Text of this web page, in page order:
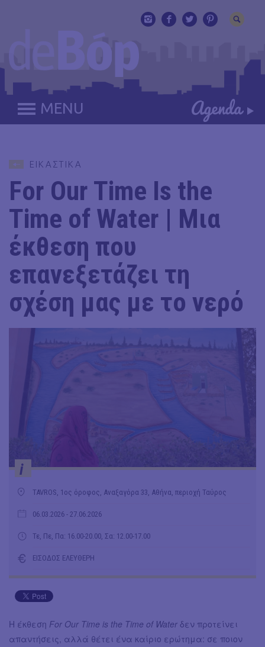
MENU
ΕΙΚΑΣΤΙΚΑ
For Our Time Is the
Time of Water | Μια
έκθεση που
επανεξετάζει τη
σχέση μας με το νερό
i
TAVROS, 1ος όροφος, Αναξαγόρα 33, Αθήνα, περιοχή Ταύρος
06.03.2026 - 27.06.2026
Τε, Πε, Πα: 16.00-20.00, Σα: 12.00-17.00
ΕΙΣΟΔΟΣ ΕΛΕΥΘΕΡΗ
H έκθεση For Our Time is the Time of Water δεν προτείνει
απαντήσεις, αλλά θέτει ένα καίριο ερώτημα: σε ποιον